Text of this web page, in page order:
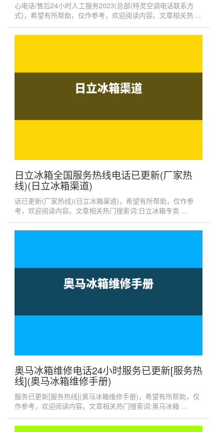
心电话/售后24小时人工服务2023(总部(特灵空调电话联系方
式)，希望有所帮助，仅作参考，欢迎阅读内容。文章相关热 ...
日立冰箱全国服务热线电话已更新(厂家热
线)(日立冰箱渠道)
话已更新(厂家热线)(日立冰箱渠道)，希望有所帮助，仅作参
考，欢迎阅读内容。文章相关热门搜索词:日立冰箱专卖 ...
奥马冰箱维修电话24小时服务已更新[服务热
线](奥马冰箱维修手册)
服务已更新[服务热线](奥马冰箱维修手册)，希望有所帮助，仅
作参考，欢迎阅读内容。文章相关热门搜索词:奥马冰箱 ...